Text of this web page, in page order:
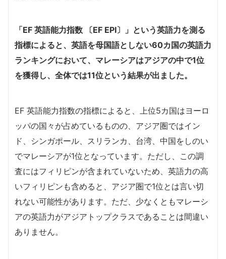
「EF 英語能力指数 〔EF EPI〕」という英語力を測る
指標によると、英語を母国語としない60カ国の英語力
ランキングにおいて、マレーシアはアジアの中で1位
を獲得し、全体では11位という結果が出ました。
EF 英語能力指数の指標によると、上位5カ国はヨーロ
ッパの国々が占めているものの、アジア圏ではイン
ド、シンガポール、スリランカ、台湾、中国をしのい
でマレーシアが1位となっています。ただし、この調
査にはフィリピンが含まれていないため、英語力の高
いフィリピンも含めると、アジア圏で1位とは言い切
れない可能性があります。ただ、少なくともマレーシ
アの英語力がアジアトップクラスであることは間違い
ありません。